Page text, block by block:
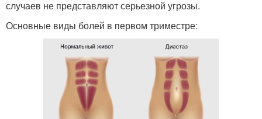
случаев не представляют серьезной угрозы.
Основные виды болей в первом триместре: